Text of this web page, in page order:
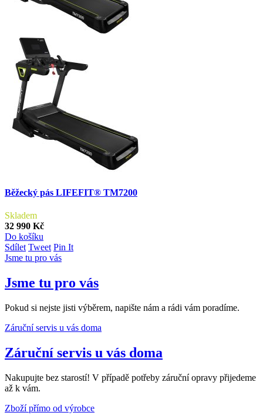
Běžecký pás LIFEFIT® TM7200
Skladem
32 990 Kč
Do košíku
Sdílet Tweet Pin It
Jsme tu pro vás
Jsme tu pro vás
Pokud si nejste jisti výběrem, napište nám a rádi vám poradíme.
Záruční servis u vás doma
Záruční servis u vás doma
Nakupujte bez starostí! V případě potřeby záruční opravy přijedeme
až k vám.
Zboží přímo od výrobce